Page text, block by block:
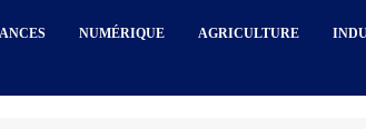
NUMÉRIQUE AGRICULTURE